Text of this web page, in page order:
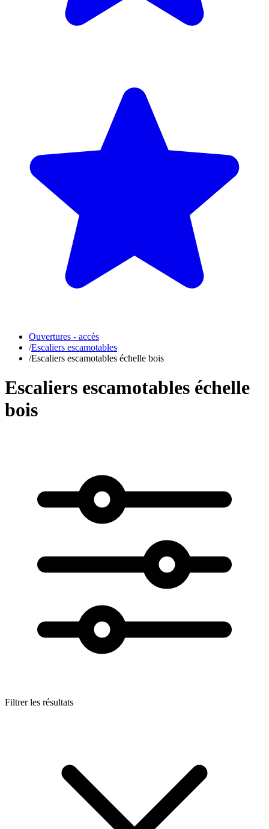
Ouvertures - accès
/Escaliers escamotables
/Escaliers escamotables échelle bois
Escaliers escamotables échelle
bois
Filtrer les résultats